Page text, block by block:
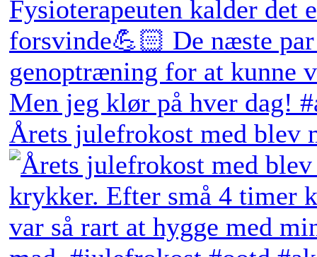
Årets julefrokost med blev